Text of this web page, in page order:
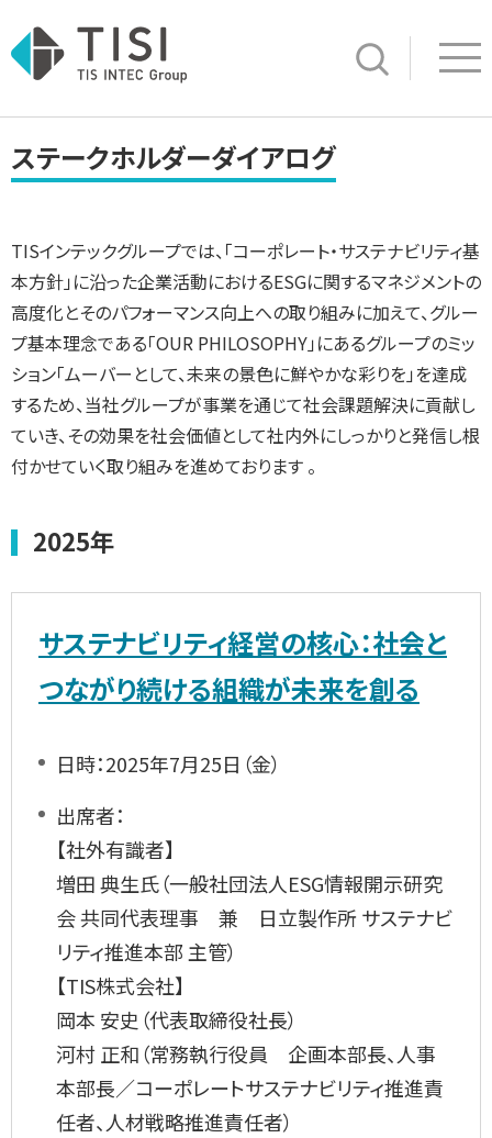
サイト内検索
ステークホルダーダイアログ
TISインテックグループでは、「コーポレート・サステナビリティ基
本方針」に沿った企業活動におけるESGに関するマネジメントの
高度化とそのパフォーマンス向上への取り組みに加えて、グルー
プ基本理念である「OUR PHILOSOPHY」にあるグループのミッ
ション「ムーバーとして、未来の景色に鮮やかな彩りを」を達成
するため、当社グループが事業を通じて社会課題解決に貢献し
ていき、その効果を社会価値として社内外にしっかりと発信し根
付かせていく取り組みを進めております 。
2025年
サステナビリティ経営の核心：社会と
つながり続ける組織が未来を創る
日時：2025年7月25日（金）
出席者：
【社外有識者】
増田 典生氏（一般社団法人ESG情報開示研究
会 共同代表理事 兼 日立製作所 サステナビ
リティ推進本部 主管）
【TIS株式会社】
岡本 安史（代表取締役社長）
河村 正和（常務執行役員 企画本部長、人事
本部長／コーポレートサステナビリティ推進責
任者、人材戦略推進責任者）